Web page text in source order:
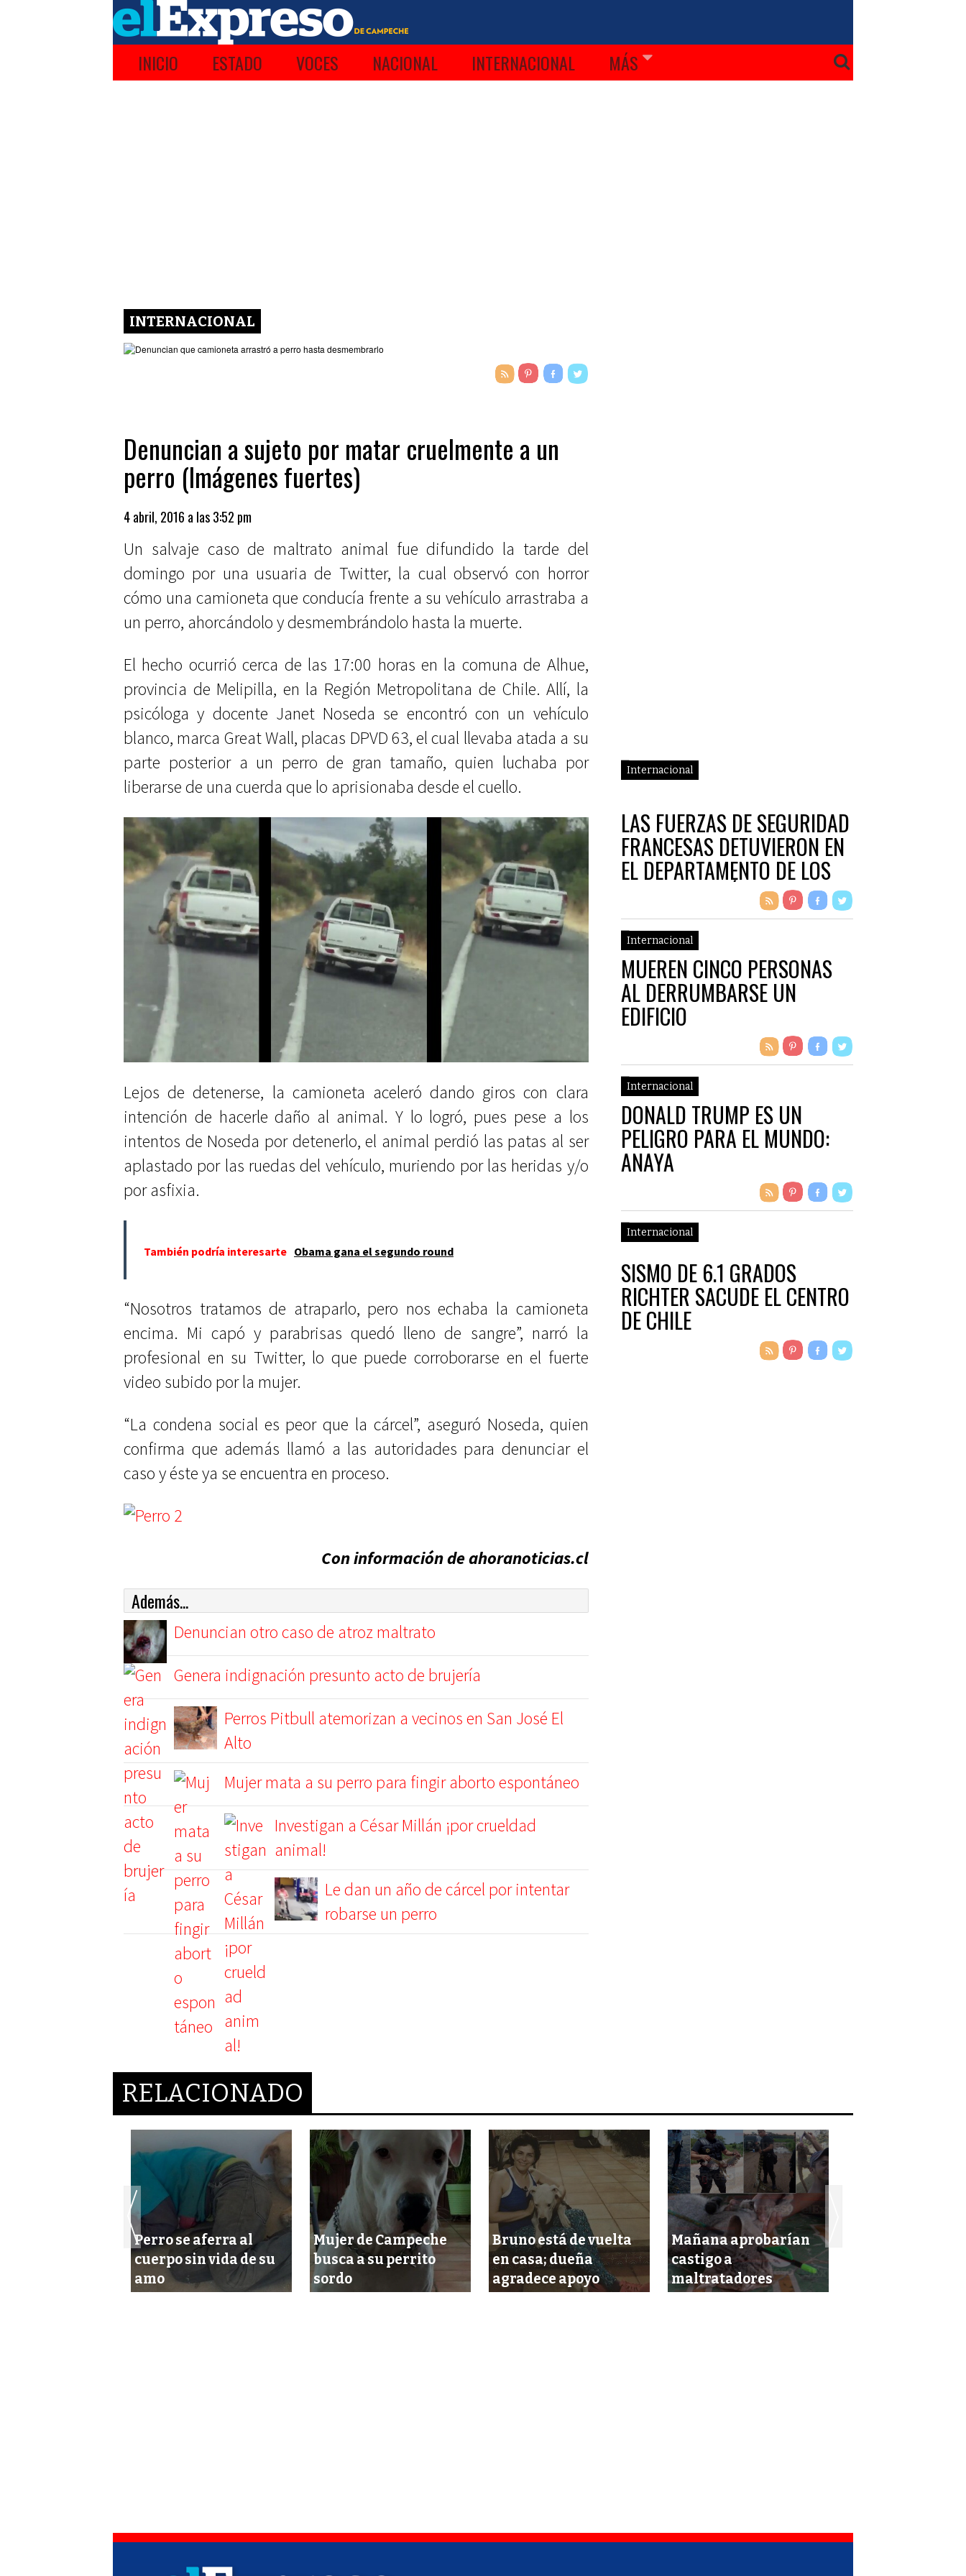
INICIO ESTADO VOCES NACIONAL INTERNACIONAL MÁS
INTERNACIONAL
Denuncian a sujeto por matar cruelmente a un
perro (Imágenes fuertes)
4 abril, 2016 a las 3:52 pm
Un salvaje caso de maltrato animal fue difundido la tarde del
domingo por una usuaria de Twitter, la cual observó con horror
cómo una camioneta que conducía frente a su vehículo arrastraba a
un perro, ahorcándolo y desmembrándolo hasta la muerte.
El hecho ocurrió cerca de las 17:00 horas en la comuna de Alhue,
provincia de Melipilla, en la Región Metropolitana de Chile. Allí, la
psicóloga y docente Janet Noseda se encontró con un vehículo
blanco, marca Great Wall, placas DPVD 63, el cual llevaba atada a su
parte posterior a un perro de gran tamaño, quien luchaba por
liberarse de una cuerda que lo aprisionaba desde el cuello.
Lejos de detenerse, la camioneta aceleró dando giros con clara
intención de hacerle daño al animal. Y lo logró, pues pese a los
intentos de Noseda por detenerlo, el animal perdió las patas al ser
aplastado por las ruedas del vehículo, muriendo por las heridas y/o
por asfixia.
También podría interesarte Obama gana el segundo round
“Nosotros tratamos de atraparlo, pero nos echaba la camioneta
encima. Mi capó y parabrisas quedó lleno de sangre”, narró la
profesional en su Twitter, lo que puede corroborarse en el fuerte
video subido por la mujer.
“La condena social es peor que la cárcel”, aseguró Noseda, quien
confirma que además llamó a las autoridades para denunciar el
caso y éste ya se encuentra en proceso.
Con información de ahoranoticias.cl
Además...
Denuncian otro caso de atroz maltrato
Genera indignación presunto acto de brujería
Perros Pitbull atemorizan a vecinos en San José El
Alto
Mujer mata a su perro para fingir aborto espontáneo
Investigan a César Millán ¡por crueldad
animal!
Le dan un año de cárcel por intentar
robarse un perro
Internacional
LAS FUERZAS DE SEGURIDAD
FRANCESAS DETUVIERON EN
EL DEPARTAMENTO DE LOS
PIRINEOS ATLÁNTICOS AL
ACTUAL DIRIGENTE DE ETA
Internacional
MUEREN CINCO PERSONAS
AL DERRUMBARSE UN
EDIFICIO
Internacional
DONALD TRUMP ES UN
PELIGRO PARA EL MUNDO:
ANAYA
Internacional
SISMO DE 6.1 GRADOS
RICHTER SACUDE EL CENTRO
DE CHILE
RELACIONADO
Perro se aferra al
cuerpo sin vida de su
amo
Mujer de Campeche
busca a su perrito
sordo
Bruno está de vuelta
en casa; dueña
agradece apoyo
Mañana aprobarían
castigo a
maltratadores